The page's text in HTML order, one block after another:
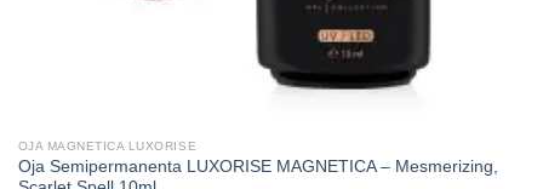
OJA MAGNETICA LUXORISE
Oja Semipermanenta LUXORISE MAGNETICA – Mesmerizing,